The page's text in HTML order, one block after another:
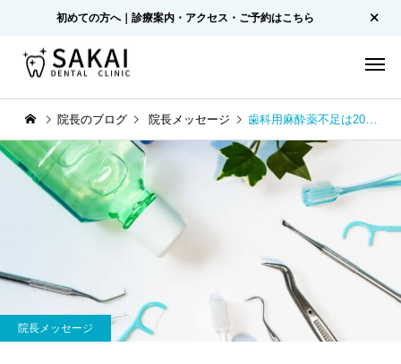
初めての方へ｜診療案内・アクセス・ご予約はこちら
院長のブログ 院長メッセージ 歯科用麻酔薬不足は2026年現在どうなっている？いわき市の歯医者が現状と患者さんへの影響を解説
院長メッセージ